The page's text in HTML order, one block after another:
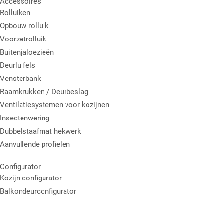
Rolluiken
Opbouw rolluik
Voorzetrolluik
Buitenjaloezieën
Deurluifels
Vensterbank
Raamkrukken / Deurbeslag
Ventilatiesystemen voor kozijnen
Insectenwering
Dubbelstaafmat hekwerk
Aanvullende profielen
Configurator
Kozijn configurator
Balkondeurconfigurator